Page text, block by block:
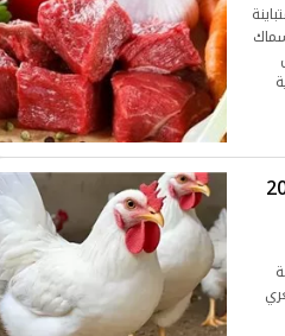
سعرية متباينة
29 ديسمبر 2025